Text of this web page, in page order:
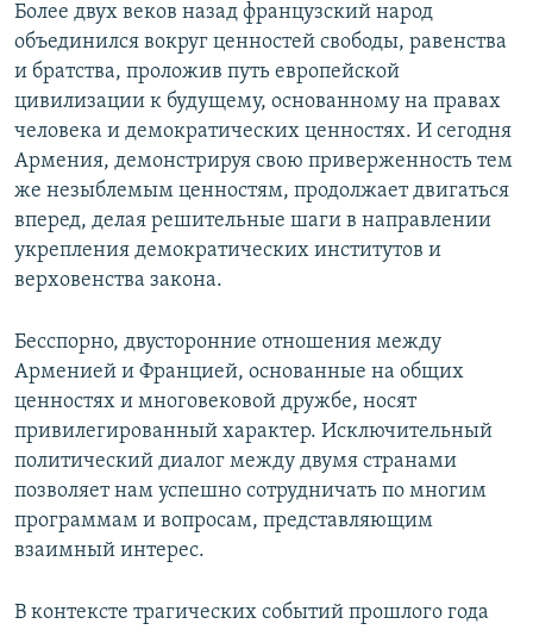
Более двух веков назад французский народ
объединился вокруг ценностей свободы, равенства
и братства, проложив путь европейской
цивилизации к будущему, основанному на правах
человека и демократических ценностях. И сегодня
Армения, демонстрируя свою приверженность тем
же незыблемым ценностям, продолжает двигаться
вперед, делая решительные шаги в направлении
укрепления демократических институтов и
верховенства закона.
Бесспорно, двусторонние отношения между
Арменией и Францией, основанные на общих
ценностях и многовековой дружбе, носят
привилегированный характер. Исключительный
политический диалог между двумя странами
позволяет нам успешно сотрудничать по многим
программам и вопросам, представляющим
взаимный интерес.
В контексте трагических событий прошлого года